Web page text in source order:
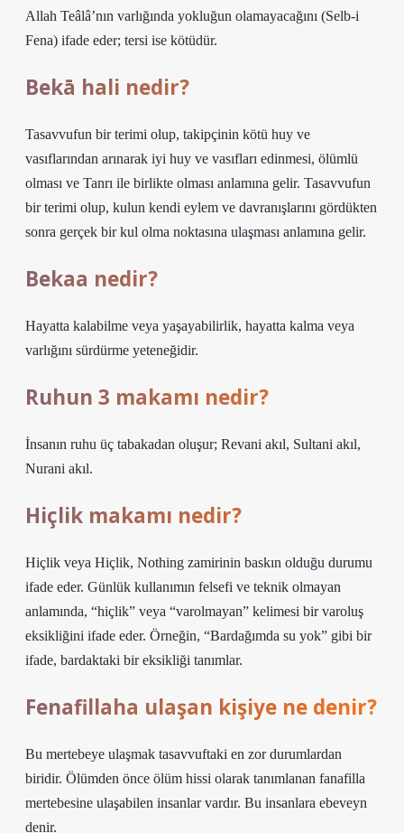
Allah Teâlâ’nın varlığında yokluğun olamayacağını (Selb-i
Fena) ifade eder; tersi ise kötüdür.
Bekā hali nedir?
Tasavvufun bir terimi olup, takipçinin kötü huy ve
vasıflarından arınarak iyi huy ve vasıfları edinmesi, ölümlü
olması ve Tanrı ile birlikte olması anlamına gelir. Tasavvufun
bir terimi olup, kulun kendi eylem ve davranışlarını gördükten
sonra gerçek bir kul olma noktasına ulaşması anlamına gelir.
Bekaa nedir?
Hayatta kalabilme veya yaşayabilirlik, hayatta kalma veya
varlığını sürdürme yeteneğidir.
Ruhun 3 makamı nedir?
İnsanın ruhu üç tabakadan oluşur; Revani akıl, Sultani akıl,
Nurani akıl.
Hiçlik makamı nedir?
Hiçlik veya Hiçlik, Nothing zamirinin baskın olduğu durumu
ifade eder. Günlük kullanımın felsefi ve teknik olmayan
anlamında, “hiçlik” veya “varolmayan” kelimesi bir varoluş
eksikliğini ifade eder. Örneğin, “Bardağımda su yok” gibi bir
ifade, bardaktaki bir eksikliği tanımlar.
Fenafillaha ulaşan kişiye ne denir?
Bu mertebeye ulaşmak tasavvuftaki en zor durumlardan
biridir. Ölümden önce ölüm hissi olarak tanımlanan fanafilla
mertebesine ulaşabilen insanlar vardır. Bu insanlara ebeveyn
denir.